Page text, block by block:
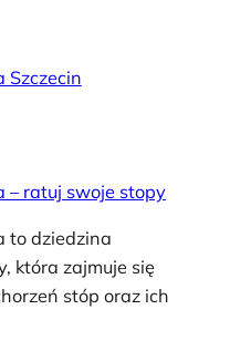
Szczecin
– ratuj swoje stopy
to dziedzina
która zajmuje się
stóp oraz ich